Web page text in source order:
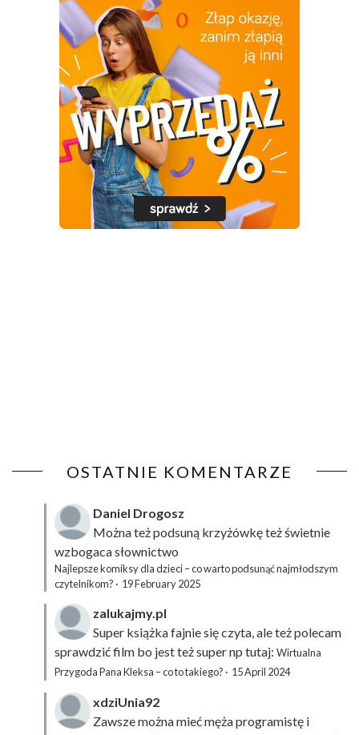
OSTATNIE KOMENTARZE
Daniel Drogosz
Można też podsuną krzyżówkęteż świetnie
wzbogaca słownictwo
Najlepsze komiksy dla dzieci – co warto podsunąć najmłodszym
czytelnikom? · 19 February 2025
zalukajmy.pl
Super książka fajnie się czyta, ale też polecam
sprawdzić film bo jest też super np tutaj: Wirtualna
Przygoda Pana Kleksa – co to takiego? · 15 April 2024
xdziUnia92
Zawsze można mieć męża programistę i